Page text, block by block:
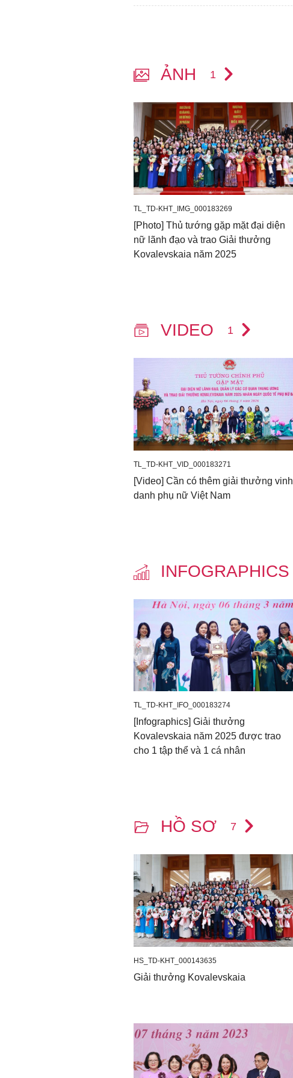
ẢNH 1
TL_TD-KHT_IMG_000183269
[Photo] Thủ tướng gặp mặt đại diện
nữ lãnh đạo và trao Giải thưởng
Kovalevskaia năm 2025
VIDEO 1
TL_TD-KHT_VID_000183271
[Video] Cần có thêm giải thưởng vinh
danh phụ nữ Việt Nam
INFOGRAPHICS
TL_TD-KHT_IFO_000183274
[Infographics] Giải thưởng
Kovalevskaia năm 2025 được trao
cho 1 tập thể và 1 cá nhân
HỒ SƠ 7
HS_TD-KHT_000143635
Giải thưởng Kovalevskaia